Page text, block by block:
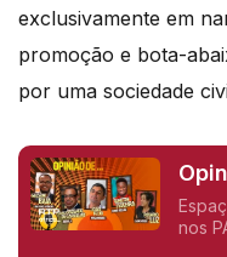
exclusivamente em
promoção e bota-
por uma sociedade
nos